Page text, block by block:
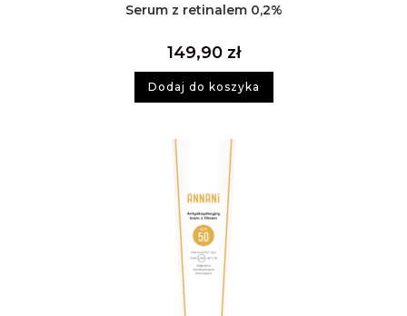
Serum z retinalem 0,2%
149,90 zł
Dodaj do koszyka